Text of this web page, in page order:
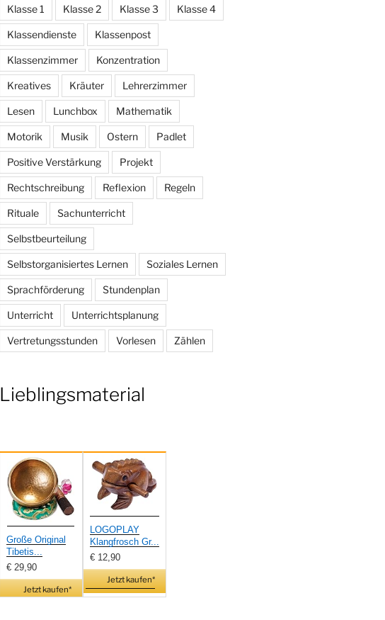
Klasse 1 Klasse 2 Klasse 3 Klasse 4
Klassendienste Klassenpost
Klassenzimmer Konzentration
Kreatives Kräuter Lehrerzimmer
Lesen Lunchbox Mathematik
Motorik Musik Ostern Padlet
Positive Verstärkung Projekt
Rechtschreibung Reflexion Regeln
Rituale Sachunterricht
Selbstbeurteilung
Selbstorganisiertes Lernen Soziales Lernen
Sprachförderung Stundenplan
Unterricht Unterrichtsplanung
Vertretungsstunden Vorlesen Zählen
Lieblingsmaterial
Große Original
Tibetis...
€ 29,90
Jetzt kaufen*
LOGOPLAY
Klangfrosch Gr...
€ 12,90
Jetzt kaufen*